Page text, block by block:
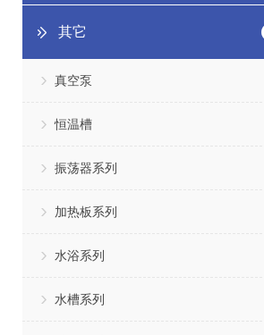
其它
真空泵
恒温槽
振荡器系列
加热板系列
水浴系列
水槽系列